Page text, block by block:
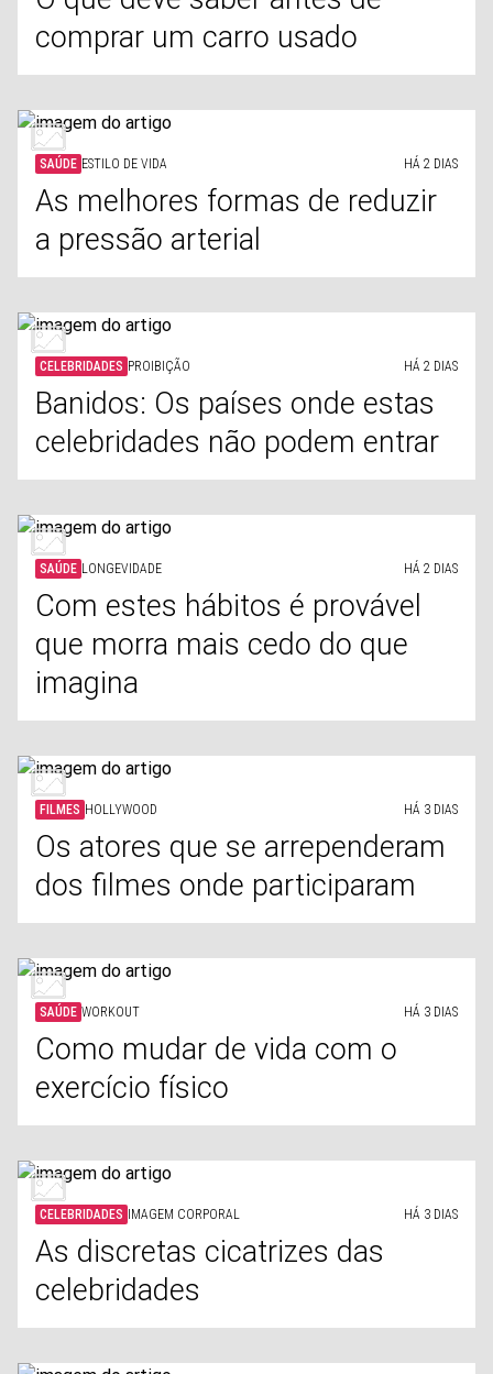
comprar um carro usado
SAÚDE ESTILO DE VIDA HÁ 2 DIAS
As melhores formas de reduzir
a pressão arterial
CELEBRIDADES PROIBIÇÃO HÁ 2 DIAS
Banidos: Os países onde estas
celebridades não podem entrar
SAÚDE LONGEVIDADE HÁ 2 DIAS
Com estes hábitos é provável
que morra mais cedo do que
imagina
FILMES HOLLYWOOD HÁ 3 DIAS
Os atores que se arrependeram
dos filmes onde participaram
SAÚDE WORKOUT HÁ 3 DIAS
Como mudar de vida com o
exercício físico
CELEBRIDADES IMAGEM CORPORAL HÁ 3 DIAS
As discretas cicatrizes das
celebridades